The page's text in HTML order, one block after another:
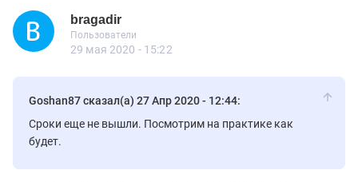
bragadir
bragadir
Пользователи
Новичок
Пользователи
7 сообщений
29 мая 2020 - 15:22
Goshan87 сказал(а) 27 Апр 2020 - 12:44:
Сроки еще не вышли. Посмотрим на практике как
будет.